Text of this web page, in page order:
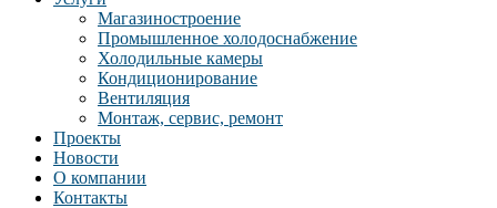
Магазиностроение
Промышленное холодоснабжение
Холодильные камеры
Кондиционирование
Вентиляция
Монтаж, сервис, ремонт
Проекты
Новости
О компании
Контакты